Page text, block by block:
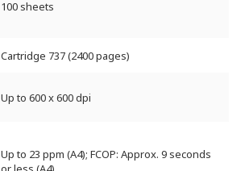
100 sheets
Cartridge 737 (2400 pages)
Up to 600 x 600 dpi
Up to 23 ppm (A4); FCOP: Approx. 9 seconds